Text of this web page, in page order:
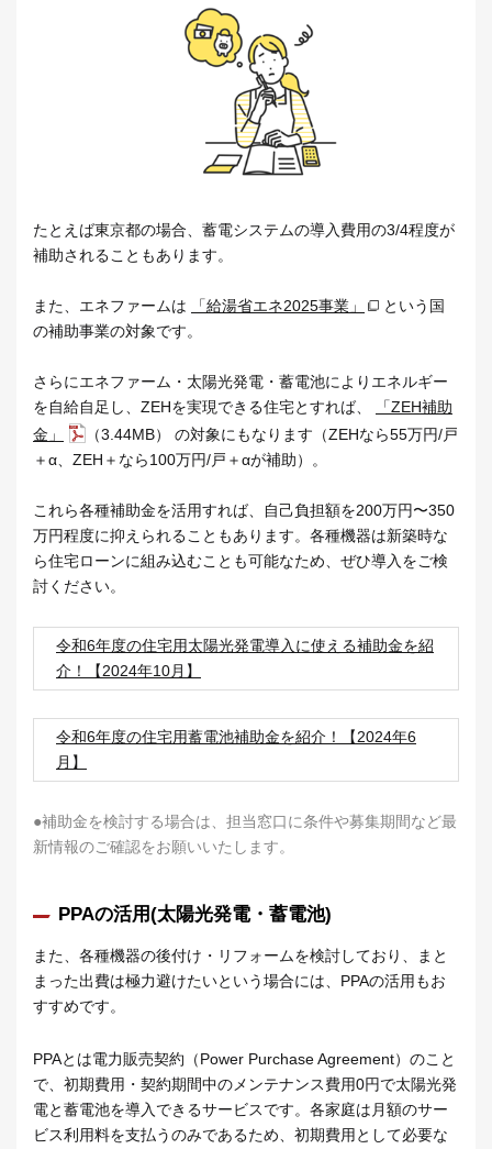
たとえば東京都の場合、蓄電システムの導入費用の3/4程度が
補助されることもあります。
また、エネファームは 「給湯省エネ2025事業」
という国
の補助事業の対象です。
さらにエネファーム・太陽光発電・蓄電池によりエネルギー
を自給自足し、ZEHを実現できる住宅とすれば、
「ZEH補助
金」
（3.44MB） の対象にもなります（ZEHなら55万円/戸
＋α、ZEH＋なら100万円/戸＋αが補助）。
これら各種補助金を活用すれば、自己負担額を200万円〜350
万円程度に抑えられることもあります。各種機器は新築時な
ら住宅ローンに組み込むことも可能なため、ぜひ導入をご検
討ください。
令和6年度の住宅用太陽光発電導入に使える補助金を紹
介！【2024年10月】
令和6年度の住宅用蓄電池補助金を紹介！【2024年6
月】
●補助金を検討する場合は、担当窓口に条件や募集期間など最
新情報のご確認をお願いいたします。
PPAの活用(太陽光発電・蓄電池)
また、各種機器の後付け・リフォームを検討しており、まと
まった出費は極力避けたいという場合には、PPAの活用もお
すすめです。
PPAとは電力販売契約（Power Purchase Agreement）のこと
で、初期費用・契約期間中のメンテナンス費用0円で太陽光発
電と蓄電池を導入できるサービスです。各家庭は月額のサー
ビス利用料を支払うのみであるため、初期費用として必要な